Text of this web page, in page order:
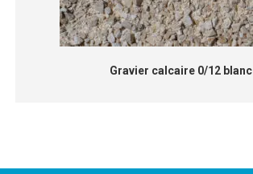
Gravier calcaire 0/12 blanc